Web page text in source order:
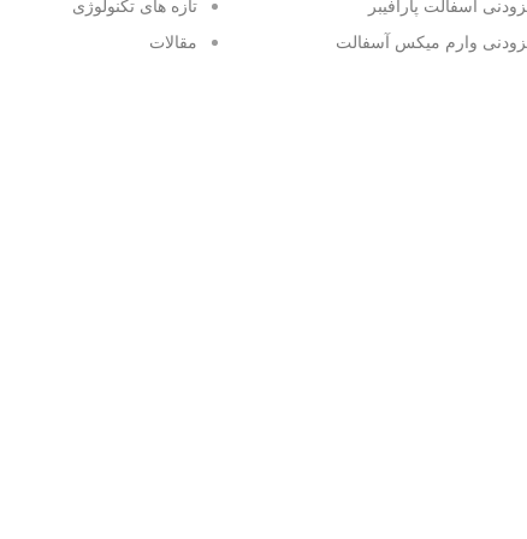
آسفالت پارافیبر
وارم میکس آسفالت
تازه های تکنولوژی
مقالات